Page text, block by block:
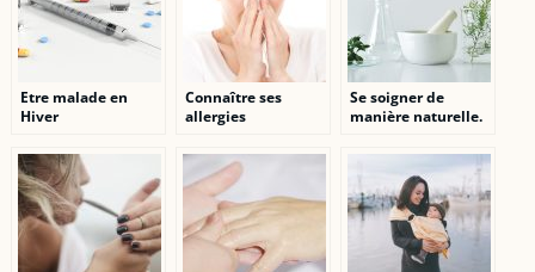
Etre malade en
Hiver
Connaître ses
allergies
Se soigner de
manière naturelle.